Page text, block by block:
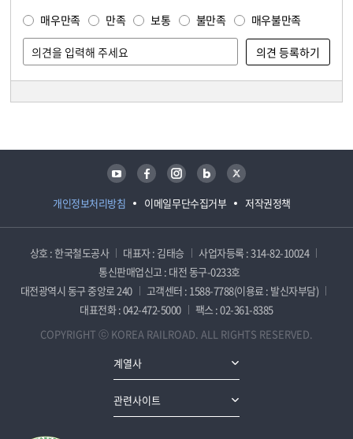
매우만족 만족 보통 불만족 매우불만족
개인정보처리방침 이메일무단수집거부 저작권정책
유튜브 페이스북 인스타그램 블로그 트위터
상호 : 한국철도공사 대표자 : 김태승
사업자등록 : 314-82-10024
통신판매업신고 : 대전 동구-0233호
대전광역시 동구 중앙로 240
고객센터 : 1588-7788(이용료 : 발신자부담)
대표전화 : 042-472-5000
팩스 : 02-361-8385
COPYRIGHT ⓒ KOREA RAILROAD. ALL RIGHTS RESERVED.
계열사
관련사이트